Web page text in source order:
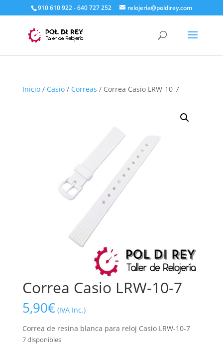
910 610 922 - 640 727 252 relojeria@poldirey.com
Inicio/ Casio/ Correas / Correa Casio LRW-10-7
Correa Casio LRW-10-7
5,90€ (IVA Inc.)
Correa de resina blanca para reloj Casio LRW-10-7
7 disponibles